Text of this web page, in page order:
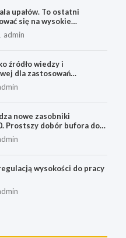
upałów. To ostatni
się na wysokie
admin
źródło wiedzy i
dla zastosowań
i energetyki
nowe zasobniki
Prostszy dobór bufora do
wysokości do pracy